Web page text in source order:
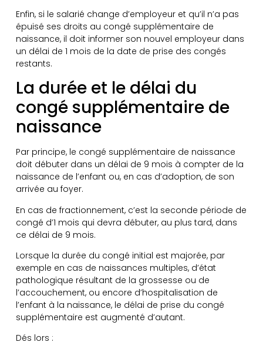
Enfin, si le salarié change d’employeur et qu’il n’a pas
épuisé ses droits au congé supplémentaire de
naissance, il doit informer son nouvel employeur dans
un délai de 1 mois de la date de prise des congés
restants.
La durée et le délai du
congé supplémentaire de
naissance
Par principe, le congé supplémentaire de naissance
doit débuter dans un délai de 9 mois à compter de la
naissance de l’enfant ou, en cas d’adoption, de son
arrivée au foyer.
En cas de fractionnement, c’est la seconde période de
congé d’1 mois qui devra débuter, au plus tard, dans
ce délai de 9 mois.
Lorsque la durée du congé initial est majorée, par
exemple en cas de naissances multiples, d’état
pathologique résultant de la grossesse ou de
l’accouchement, ou encore d’hospitalisation de
l’enfant à la naissance, le délai de prise du congé
supplémentaire est augmenté d’autant.
Dés lors :